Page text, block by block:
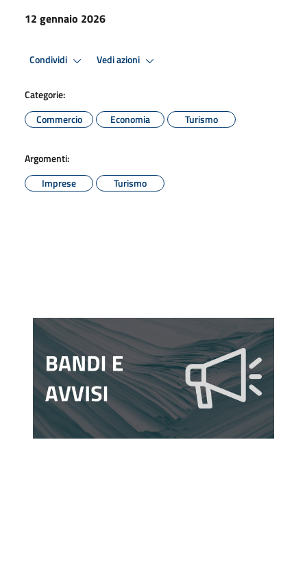
12 gennaio 2026
Condividi Vedi azioni
Categorie:
Commercio
Economia Turismo
Argomenti:
Imprese
Turismo